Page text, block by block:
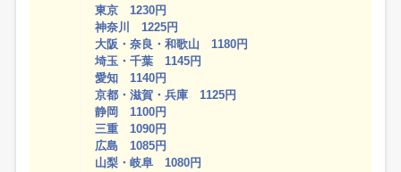
東京 1230円
神奈川 1225円
大阪・奈良・和歌山 1180円
埼玉・千葉 1145円
愛知 1140円
京都・滋賀・兵庫 1125円
静岡 1100円
三重 1090円
広島 1085円
山梨・岐阜 1080円